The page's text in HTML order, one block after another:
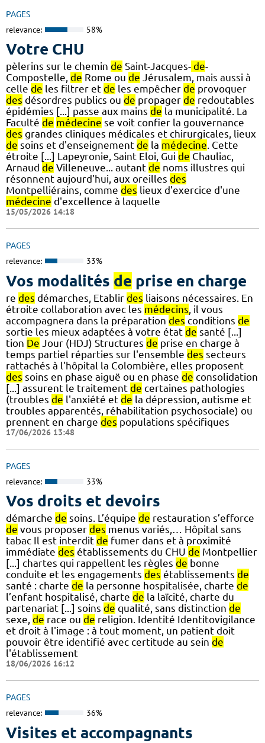
PAGES
relevance: 58%
Votre CHU
pèlerins sur le chemin de Saint-Jacques- de-
Compostelle, de Rome ou de Jérusalem, mais aussi à
celle de les filtrer et de les empêcher de provoquer
des désordres publics ou de propager de redoutables
épidémies [...] passe aux mains de la municipalité. La
Faculté de médecine se voit confier la gouvernance
des grandes cliniques médicales et chirurgicales, lieux
de soins et d'enseignement de la médecine. Cette
étroite [...] Lapeyronie, Saint Eloi, Gui de Chauliac,
Arnaud de Villeneuve... autant de noms illustres qui
résonnent aujourd'hui, aux oreilles des
Montpelliérains, comme des lieux d'exercice d'une
médecine d'excellence à laquelle
15/05/2026 14:18
PAGES
relevance: 33%
Vos modalités de prise en charge
re des démarches, Etablir des liaisons nécessaires. En
étroite collaboration avec les médecins , il vous
accompagnera dans la préparation des conditions de
sortie les mieux adaptées à votre état de santé [...]
tion De Jour (HDJ) Structures de prise en charge à
temps partiel réparties sur l'ensemble des secteurs
rattachés à l'hôpital la Colombière, elles proposent
des soins en phase aiguë ou en phase de consolidation
[...] assurent le traitement de certaines pathologies
(troubles de l'anxiété et de la dépression, autisme et
troubles apparentés, réhabilitation psychosociale) ou
prennent en charge des populations spécifiques
17/06/2026 13:48
PAGES
relevance: 33%
Vos droits et devoirs
démarche de soins. L’équipe de restauration s’efforce
de vous proposer des menus variés,… Hôpital sans
tabac Il est interdit de fumer dans et à proximité
immédiate des établissements du CHU de Montpellier
[...] chartes qui rappellent les règles de bonne
conduite et les engagements des établissements de
santé : charte de la personne hospitalisée, charte de
l’enfant hospitalisé, charte de la laïcité, charte du
partenariat [...] soins de qualité, sans distinction de
sexe, de race ou de religion. Identité Identitovigilance
et droit à l'image : à tout moment, un patient doit
pouvoir être identifié avec certitude au sein de
l'établissement
18/06/2026 16:12
PAGES
relevance: 36%
Visites et accompagnants